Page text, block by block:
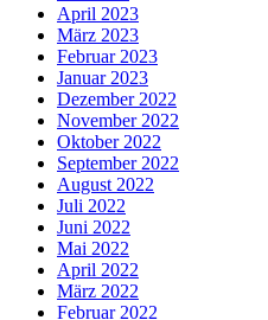
April 2023
März 2023
Februar 2023
Januar 2023
Dezember 2022
November 2022
Oktober 2022
September 2022
August 2022
Juli 2022
Juni 2022
Mai 2022
April 2022
März 2022
Februar 2022